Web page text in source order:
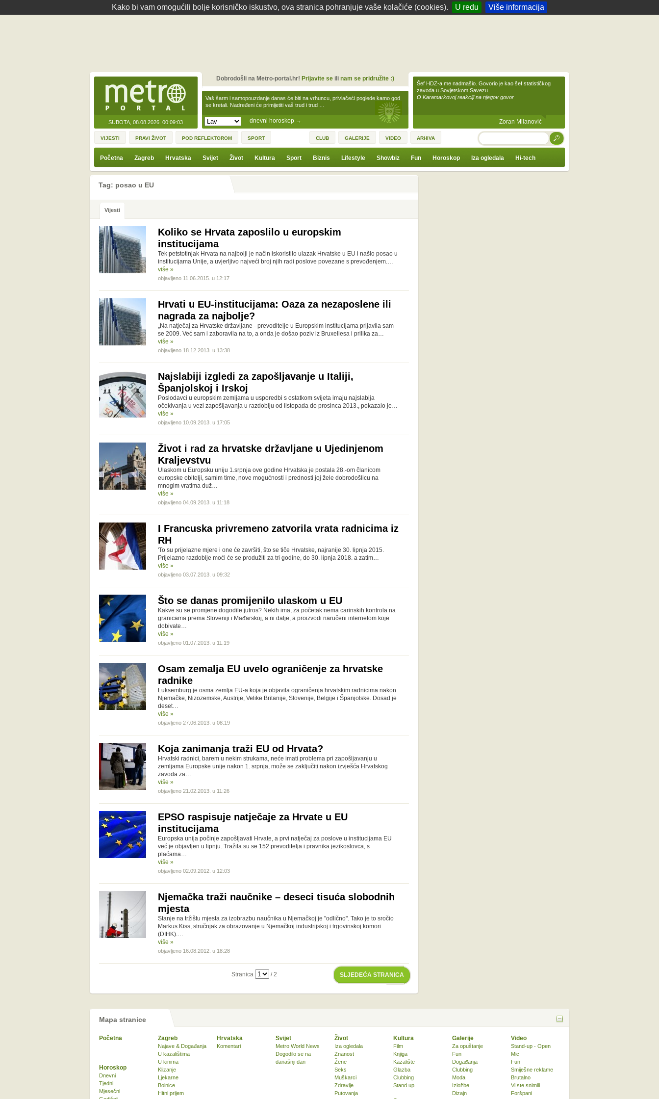
Kako bi vam omogućili bolje korisničko iskustvo, ova stranica pohranjuje vaše kolačiće (cookies). U redu Više informacija
SUBOTA, 08.08.2026. 00:09:03 dnevni horoskop →
Vaš šarm i samopouzdanje danas će biti na vrhuncu, privlačeći poglede kamo god
se kretali. Nadređeni će primijetiti vaš trud i trud …
Dobrodošli na Metro-portal.hr! Prijavite seili nam se pridružite :)
Šef HDZ-a me nadmašio. Govorio je kao šef statističkog
zavoda u Sovjetskom Savezu
O Karamarkovoj reakciji na njegov govor
Zoran Milanović
VIJESTI PRAVI ŽIVOT POD REFLEKTOROM SPORT CLUB GALERIJE VIDEO ARHIVA TRAŽI
Početna Zagreb Hrvatska Svijet Život Kultura Sport Biznis Lifestyle Showbiz Fun Horoskop Iza ogledala Hi-tech
Tag: posao u EU
Vijesti
Koliko se Hrvata zaposlilo u europskim
institucijama
Tek petstotinjak Hrvata na najbolji je način iskoristilo ulazak Hrvatske u EU i našlo posao u
institucijama Unije, a uvjerljivo najveći broj njih radi poslove povezane s prevođenjem.…
više »
objavljeno 11.06.2015. u 12:17
Hrvati u EU-institucijama: Oaza za nezaposlene ili
nagrada za najbolje?
„Na natječaj za Hrvatske državljane - prevoditelje u Europskim institucijama prijavila sam
se 2009. Već sam i zaboravila na to, a onda je došao poziv iz Bruxellesa i prilika za…
više »
objavljeno 18.12.2013. u 13:38
Najslabiji izgledi za zapošljavanje u Italiji,
Španjolskoj i Irskoj
Poslodavci u europskim zemljama u usporedbi s ostatkom svijeta imaju najslabija
očekivanja u vezi zapošljavanja u razdoblju od listopada do prosinca 2013., pokazalo je…
više »
objavljeno 10.09.2013. u 17:05
Život i rad za hrvatske državljane u Ujedinjenom
Kraljevstvu
Ulaskom u Europsku uniju 1.srpnja ove godine Hrvatska je postala 28.-om članicom
europske obitelji, samim time, nove mogućnosti i prednosti joj žele dobrodošlicu na
mnogim vratima duž…
više »
objavljeno 04.09.2013. u 11:18
I Francuska privremeno zatvorila vrata radnicima iz
RH
'To su prijelazne mjere i one će završiti, što se tiče Hrvatske, najranije 30. lipnja 2015.
Prijelazno razdoblje moći će se produžiti za tri godine, do 30. lipnja 2018. a zatim…
više »
objavljeno 03.07.2013. u 09:32
Što se danas promijenilo ulaskom u EU
Kakve su se promjene dogodile jutros? Nekih ima, za početak nema carinskih kontrola na
granicama prema Sloveniji i Mađarskoj, a ni dalje, a proizvodi naručeni internetom koje
dobivate…
više »
objavljeno 01.07.2013. u 11:19
Osam zemalja EU uvelo ograničenje za hrvatske
radnike
Luksemburg je osma zemlja EU-a koja je objavila ograničenja hrvatskim radnicima nakon
Njemačke, Nizozemske, Austrije, Velike Britanije, Slovenije, Belgije i Španjolske. Dosad je
deset…
više »
objavljeno 27.06.2013. u 08:19
Koja zanimanja traži EU od Hrvata?
Hrvatski radnici, barem u nekim strukama, neće imati problema pri zapošljavanju u
zemljama Europske unije nakon 1. srpnja, može se zaključiti nakon izvješća Hrvatskog
zavoda za…
više »
objavljeno 21.02.2013. u 11:26
EPSO raspisuje natječaje za Hrvate u EU
institucijama
Europska unija počinje zapošljavati Hrvate, a prvi natječaj za poslove u institucijama EU
već je objavljen u lipnju. Tražila su se 152 prevoditelja i pravnika jezikoslovca, s
plaćama…
više »
objavljeno 02.09.2012. u 12:03
Njemačka traži naučnike – deseci tisuća slobodnih
mjesta
Stanje na tržištu mjesta za izobrazbu naučnika u Njemačkoj je "odlično". Tako je to sročio
Markus Kiss, stručnjak za obrazovanje u Njemačkoj industrijskoj i trgovinskoj komori
(DIHK).…
više »
objavljeno 16.08.2012. u 18:28
SLJEDEĆA STRANICA
Stranica / 2
Mapa stranice
Početna Zagreb
Najave & Događanja
U kazalištima
U kinima
Klizanje
Ljekarne
Bolnice
Hitni prijem
Hrvatska
Komentari
Svijet
Metro World News
Dogodilo se na
današnji dan
Život
Iza ogledala
Znanost
Žene
Seks
Muškarci
Zdravlje
Putovanja
Kultura
Film
Knjiga
Kazalište
Glazba
Clubbing
Stand up
Horoskop
Dnevni
Tjedni
Mjesečni
Galerije
Za opuštanje
Fun
Događanja
Clubbing
Moda
Izložbe
Dizajn
Video
Stand-up - Open
Mic
Fun
Smiješne reklame
Brutalno
Vi ste snimili
Foršpani